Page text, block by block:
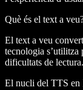
Què és el text a
El text a veu
tecnologia s’utilitza
dificultats de lectura.
El nucli del TTS en